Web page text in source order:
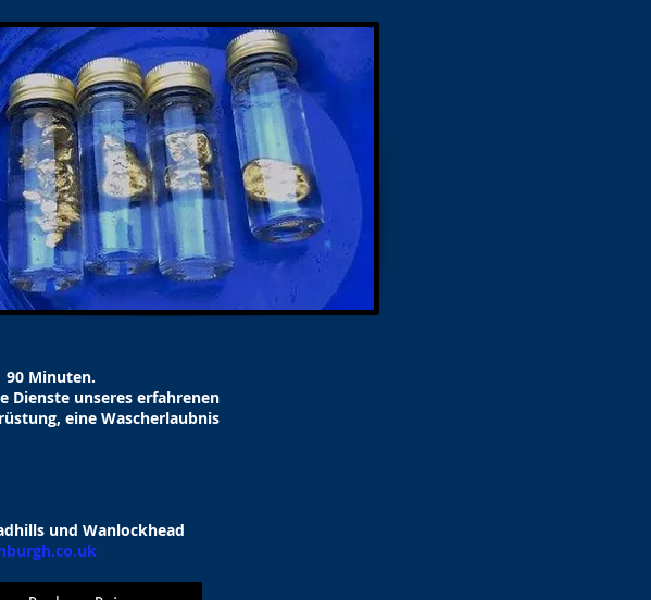
90 Minuten.
Dienste unseres erfahrenen
eine Wascherlaubnis
und Wanlockhead